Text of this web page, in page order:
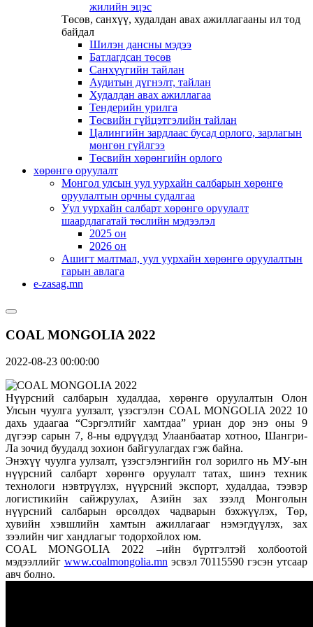
жилийн эцэс
Төсөв, санхүү, худалдан авах ажиллагааны ил тод
байдал
Шилэн дансны мэдээ
Батлагдсан төсөв
Санхүүгийн тайлан
Аудитын дүгнэлт, тайлан
Худалдан авах ажиллагаа
Тендерийн урилга
Төсвийн гүйцэтгэлийн тайлан
Цалингийн зардлаас бусад орлого, зарлагын
мөнгөн гүйлгээ
Төсвийн хөрөнгийн орлого
хөрөнгө оруулалт
Монгол улсын уул уурхайн салбарын хөрөнгө
оруулалтын орчны судалгаа
Уул уурхайн салбарт хөрөнгө оруулалт
шаардлагатай төслийн мэдээлэл
2025 он
2026 он
Ашигт малтмал, уул уурхайн хөрөнгө оруулалтын
гарын авлага
e-zasag.mn
COAL MONGOLIA 2022
2022-08-23 00:00:00
Нүүрсний салбарын худалдаа, хөрөнгө оруулалтын Олон
Улсын чуулга уулзалт, үзэсгэлэн COAL MONGOLIA 2022 10
дахь удаагаа “Сэргэлтийг хамтдаа” уриан дор энэ оны 9
дүгээр сарын 7, 8-ны өдрүүдэд Улаанбаатар хотноо, Шангри-
Ла зочид буудалд зохион байгуулагдах гэж байна.
Энэхүү чуулга уулзалт, үзэсгэлэнгийн гол зорилго нь МУ-ын
нүүрсний салбарт хөрөнгө оруулалт татах, шинэ техник
технологи нэвтрүүлэх, нүүрсний экспорт, худалдаа, тээвэр
логистикийн сайжруулах, Азийн зах зээлд Монголын
нүүрсний салбарын өрсөлдөх чадварын бэхжүүлэх, Төр,
хувийн хэвшлийн хамтын ажиллагааг нэмэгдүүлэх, зах
зээлийн чиг хандлагыг тодорхойлох юм.
COAL MONGOLIA 2022 –ийн бүртгэлтэй холбоотой
мэдээллийг www.coalmongolia.mnэсвэл 70115590 гэсэн утсаар
авч болно.